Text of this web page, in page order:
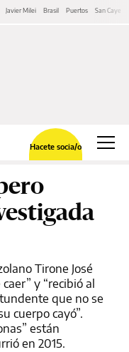
Javier Milei Brasil Puertos San
Hacete socia/o
Tirone José
y “recibió al
que no se
cuerpo cayó”.
están
en 2015.